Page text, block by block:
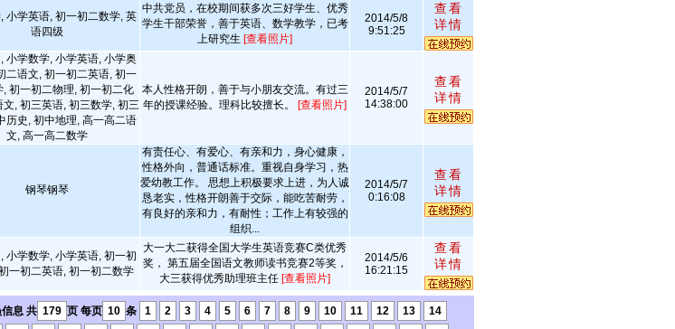
小学英语, 初一初二数学, 英
语四级
中共党员，在校期间获多次三好学生、优秀
学生干部荣誉，善于英语、数学教学，已考
上研究生 [查看照片]
2014/5/8
9:51:25
查看
详情
小学数学, 小学英语, 小学奥
二语文, 初一初二英语, 初一
, 初一初二物理, 初一初二化
文, 初三英语, 初三数学, 初三
历史, 初中地理, 高一高二语
文, 高一高二数学
本人性格开朗，善于与小朋友交流。有过三
年的授课经验。理科比较擅长。 [查看照片]
2014/5/7
14:38:00
查看
详情
钢琴钢琴
有责任心、有爱心、有亲和力，身心健康，
性格外向，普通话标准。重视自身学习，热
爱幼教工作。 思想上积极要求上进，为人诚
恳老实，性格开朗善于交际，能吃苦耐劳，
有良好的亲和力，有耐性；工作上有较强的
组织...
2014/5/7
0:16:08
查看
详情
小学数学, 小学英语, 初一初
一初二英语, 初一初二数学
大一大二获得全国大学生英语竞赛C类优秀
奖， 第五届全国语文教师读书竞赛2等奖，
大三获得优秀助理班主任 [查看照片]
2014/5/6
16:21:15
查看
详情
息 共 179 页 每页 10 条 1 2 3 4 5 6 7 8 9 10 11 12 13
14